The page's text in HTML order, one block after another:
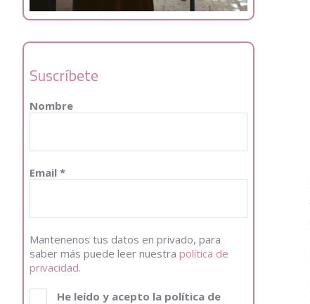
Suscríbete
Nombre
Email *
Mantenenos tus datos en privado, para
saber más puede leer nuestra política de
privacidad.
He leído y acepto la política de